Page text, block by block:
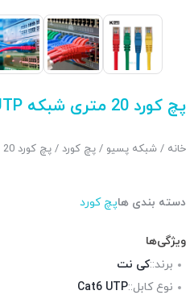
پچ کورد 20 متری شبکه Cat6 UTP کی نت K-net
خانه / شبکه پسیو / پچ کورد / پچ کورد 20 متری شبکه Cat6 UTP کی نت K-net
دسته بندی هاپچ کورد
ویژگی‌ها
برند::کی نت
نوع کابل::Cat6 UTP